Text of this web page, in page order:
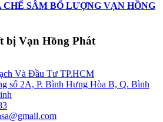
CHẾ SÂM BỔ LƯỢNG VẠN HỒNG
bị Vạn Hồng Phát
Và Đầu Tư TP.HCM
số 2A, P. Bình Hưng Hòa B, Q. Bình